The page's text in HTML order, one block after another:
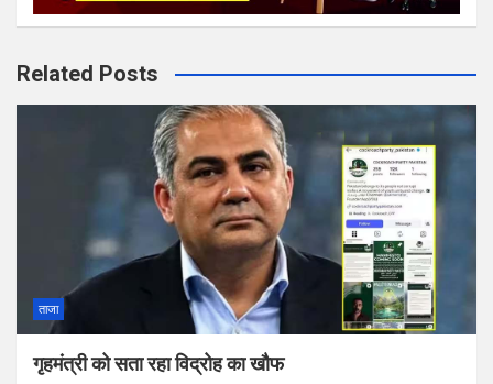
Related Posts
ताजा
गृहमंत्री को सता रहा विद्रोह का खौफ